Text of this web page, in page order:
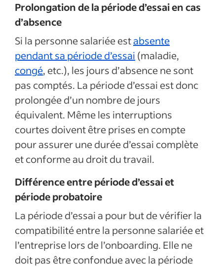
Prolongation de la période d’essai en cas
d’absence
Si la personne salariée estabsente
pendant sa période d’essai (maladie,
congé, etc.), les jours d’absence ne sont
pas comptés. La période d’essai est donc
prolongée d’un nombre de jours
équivalent. Même les interruptions
courtes doivent être prises en compte
pour assurer une durée d’essai complète
et conforme au droit du travail.
Différence entre période d’essai et
période probatoire
La période d’essai a pour but de vérifier la
compatibilité entre la personne salariée et
l’entreprise lors de l’onboarding. Elle ne
doit pas être confondue avec la période